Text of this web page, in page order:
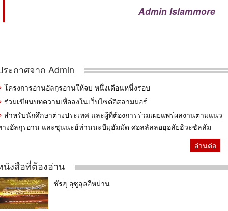
Admin Islammore
ระกาศจาก Admin
โครงการอ่านอัลกุรอานให้จบ หนึ่งเดือนหนึ่งรอบ
ร่วมเขียนบทความเพื่อลงในเว็บไซต์อิสลามมอร์
สำหรับนักศึกษาต่างประเทศ และผู้ที่ต้องการร่วมเผยแพร่ผลงานตามแนว
างอัลกุรอาน และซุนนะฮ์ท่านนะบีมุฮัมมัด ศอลลัลลอฮุอลัยฮิวะซัลลัม
อ่านต่อ
นังสือที่ต้องอ่าน
ชัรฮุ อุซูลุลอีหม่าน